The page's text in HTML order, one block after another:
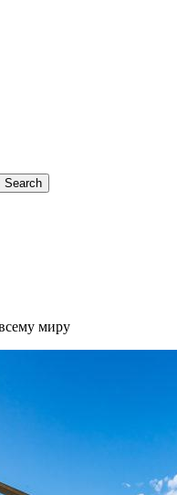
Search
миру